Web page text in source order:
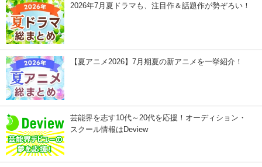
2026年7月夏ドラマも、注目作＆話題作が勢ぞろい！
【夏アニメ2026】7月期夏の新アニメを一挙紹介！
芸能界を志す10代～20代を応援！オーディション・
スクール情報はDeview